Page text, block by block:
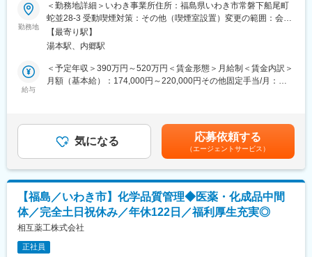
■引っ越し代負担（一部）
■物件下見の交通費／ホテル代
■転居片道の交通費
国内／グローバル製薬会社から委託を受け、製造を行っていま
す。国際的にも通用するハイレベルな品質業務を担当し、高い知
GMP認証を取得しているため、グローバル展開のサポートが可能
です。また、医薬品だけでなく治験薬の製造も可能です。治験薬
製造のご要望は年々増加しており、フェーズの浅い小スケールか
ら、最終フェーズの大スケールまで柔軟に対応します。
変更の範囲：会社の定める業務
■業務内容：
原料の仕込みから反応（温度調整等）はもちろん製品の梱包作業
や設備の維持管理等、幅広い業務をお任せいたします。原薬を通
じて得られた合成技術を生かし、機能性化粧品原料、記録材料や
電子材料などの製造を行っていただきます。
大手製薬会社、化学会社などからの受託製造を積極的に展開して
【変更の範囲：当社業務全般】
なり業務にあたっていただく想定です。
■社風：
何でも気軽に話せる風通しのよい環境です。
■相互薬工の合成技術：
勤務地
＜勤務地詳細＞いわき事業所住所：福島県いわき市常磐下船尾町
蛇並28-3 受動喫煙対策：その他（喫煙室設置）変更の範囲：会社
の定める事業所
【最寄り駅】
湯本駅、内郷駅
給与
＜予定年収＞390万円～520万円＜賃金形態＞月給制＜賃金内訳＞
月額（基本給）：174,000円～220,000円その他固定手当/月：
当：0円～28,100円（扶養家族人数により変動）・役職手当：0円
～21,000円・食事手当：0円～14,950円（出勤日数×650円）賃金
はあくまでも目安の金額であり、選考を通じて上下する可能性が
あります。月給(月額)は固定手当を含めた表記です。
気になる 応募依頼する
（エージェントサービス）
【福島／いわき市】化学品質管理◆医薬・化成品中間
体／完全土日祝休み／年休122日／福利厚生充実◎
相互薬工株式会社
正社員